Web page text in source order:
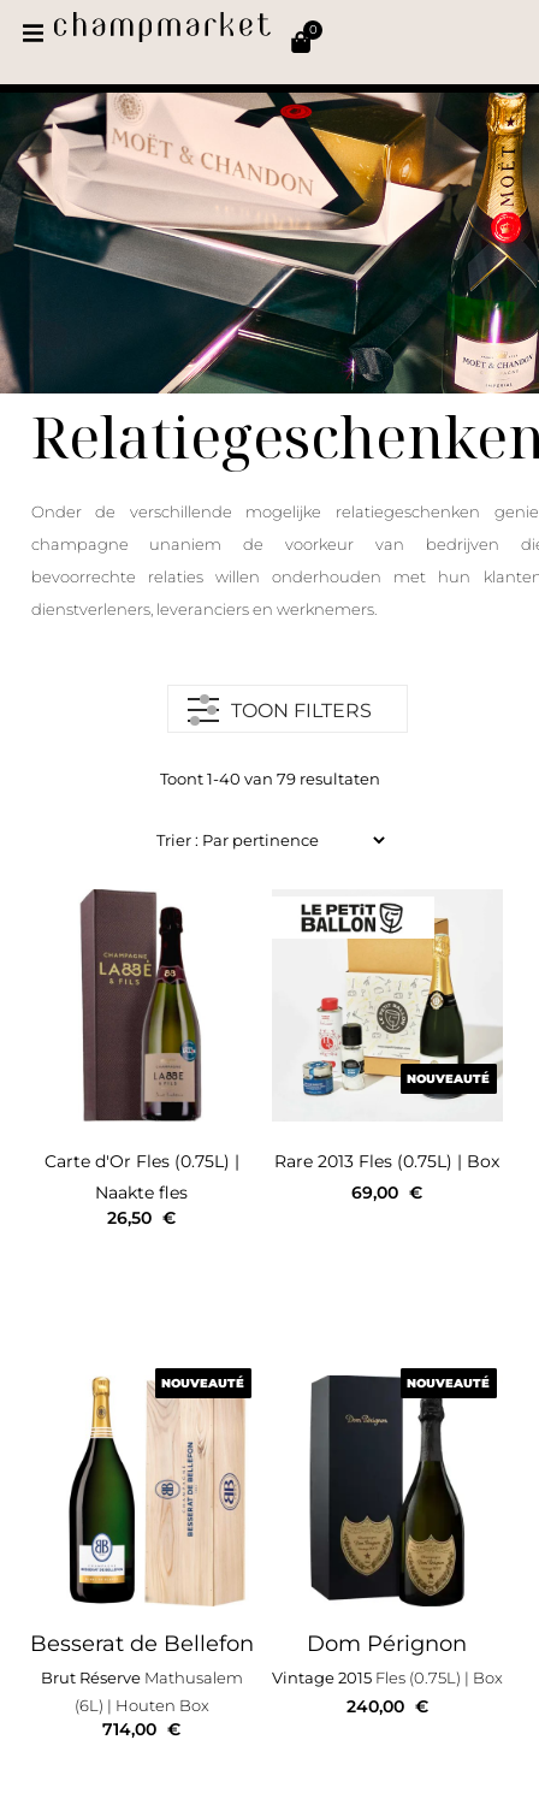
0
Onder de verschillende mogelijke relatiegeschenken
champagne unaniem de voorkeur van bedrijven
bevoorrechte relaties willen onderhouden met hun
dienstverleners, leveranciers en werknemers.
TOON FILTERS
Toont 1-40 van 79 resultaten
Carte d'Or Fles (0.75L) |
Naakte fles
26,50 €
NOUVEAUTÉ
Rare 2013 Fles (0.75L) | Box
NOUVEAUTÉ
69,00 €
NOUVEAUTÉ
Besserat de Bellefon
Brut Réserve Mathusalem
(6L) | Houten Box
NOUVEAUTÉ
714,00 €
NOUVEAUTÉ
Dom Pérignon
Vintage 2015Fles (0.75L) | Box
NOUVEAUTÉ
240,00 €